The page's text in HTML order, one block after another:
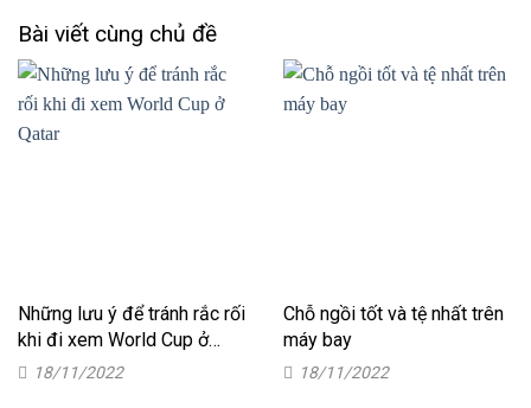
Bài viết cùng chủ đề
Những lưu ý để tránh rắc rối
khi đi xem World Cup ở
Qatar
18/11/2022
Chỗ ngồi tốt và tệ nhất trên
máy bay
18/11/2022